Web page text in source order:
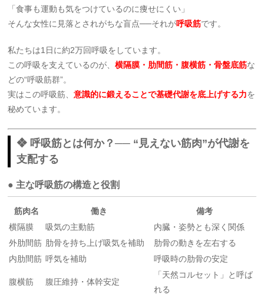
「食事も運動も気をつけているのに痩せにくい」
そんな女性に見落とされがちな盲点──それが呼吸筋です。
私たちは1日に約2万回呼吸をしています。
この呼吸を支えているのが、横隔膜・肋間筋・腹横筋・骨盤底筋な
どの“呼吸筋群”。
実はこの呼吸筋、意識的に鍛えることで基礎代謝を底上げする力を
秘めています。
❖ 呼吸筋とは何か？── “見えない筋肉”が代謝を
支配する
● 主な呼吸筋の構造と役割
筋肉名 働き
備考
横隔膜
吸気の主動筋
内臓・姿勢とも深く関係
外肋間筋 肋骨を持ち上げ吸気を補助
肋骨の動きを左右する
内肋間筋 呼気を補助 呼吸時の肋骨の安定
腹横筋 腹圧維持・体幹安定
「天然コルセット」と呼ば
れる